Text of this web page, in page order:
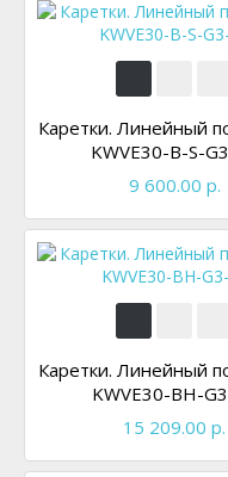
Каретки. Линейный
KWVE30-B-S-
9 600.00 р.
Каретки. Линейный
KWVE30-BH-
15 209.00 р.